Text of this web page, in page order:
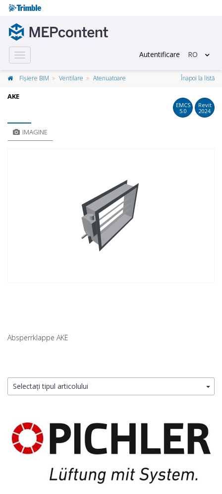
Toggle
navigation
Autentificare RO
Fișiere BIM Ventilare Atenuatoare Înapoi la listă
AKE
EMCS
5.0
Revit
2024
IMAGINE
Absperrklappe AKE
Selectați tipul articolului